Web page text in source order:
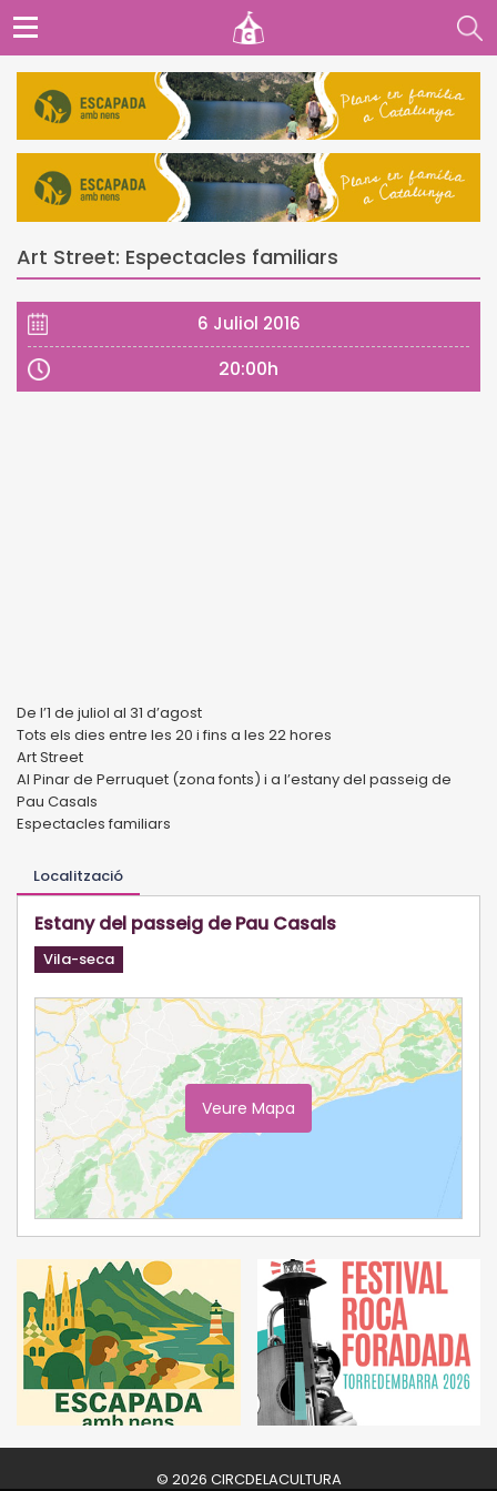
Art Street: Espectacles familiars
6 Juliol 2016
20:00h
De l’1 de juliol al 31 d’agost
Tots els dies entre les 20 i fins a les 22 hores
Art Street
Al Pinar de Perruquet (zona fonts) i a l’estany del passeig de
Pau Casals
Espectacles familiars
Localització
Estany del passeig de Pau Casals
Vila-seca
Veure Mapa
© 2026 CIRCDELACULTURA